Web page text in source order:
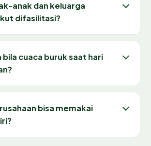
anak dan keluarga
difasilitasi?
bila cuaca buruk saat hari
bisa memakai